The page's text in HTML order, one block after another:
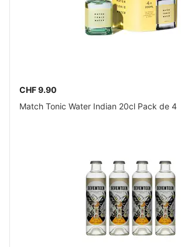
CHF 9.90
Match Tonic Water Indian 20cl Pack de 4